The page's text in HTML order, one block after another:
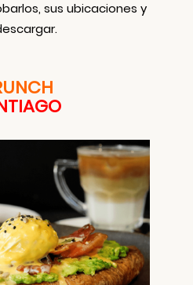
sus ubicaciones y